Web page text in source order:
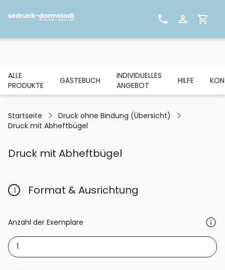
ALLE
PRODUKTE
GÄSTEBUCH
INDIVIDUELLES
ANGEBOT
HILFE
Startseite
Druck ohne Bindung (Übersicht)
Druck mit Abheftbügel
Druck mit Abheftbügel
Format & Ausrichtung
Anzahl der Exemplare